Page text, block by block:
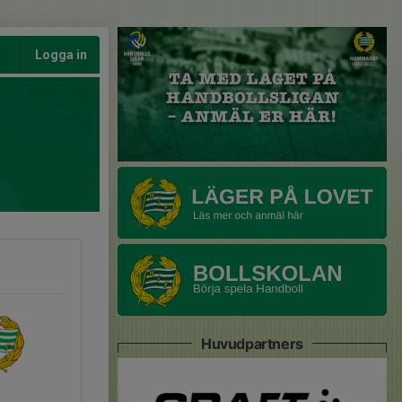
Logga in
Huvudpartners